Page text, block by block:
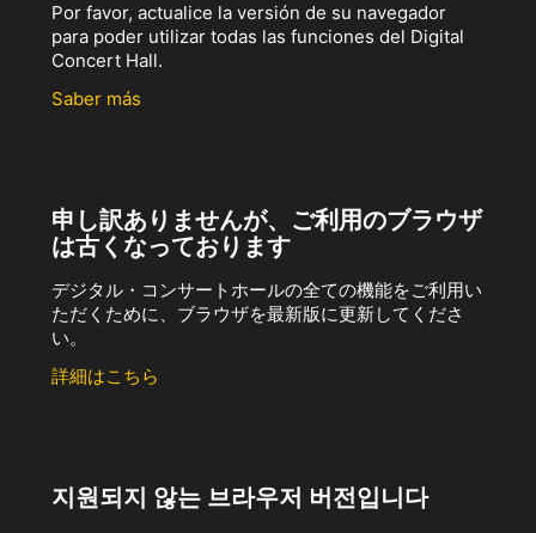
Por favor, actualice la versión de su navegador
para poder utilizar todas las funciones del Digital
Concert Hall.
Saber más
申し訳ありませんが、ご利用のブラウザ
は古くなっております
デジタル・コンサートホールの全ての機能をご利用い
ただくために、ブラウザを最新版に更新してくださ
い。
詳細はこちら
지원되지 않는 브라우저 버전입니다